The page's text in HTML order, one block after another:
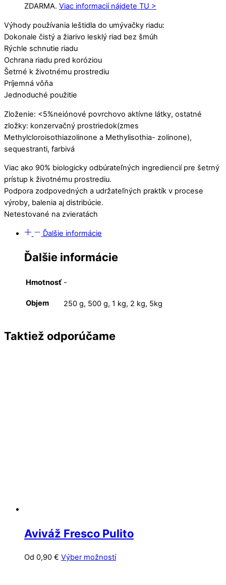
ZDARMA. Viac informacií nájdete TU >
Výhody používania leštidla do umývačky riadu:
Dokonale čistý a žiarivo lesklý riad bez šmúh
Rýchle schnutie riadu
Ochrana riadu pred koróziou
Šetrné k životnému prostrediu
Príjemná vôňa
Jednoduché použitie
Zloženie: <5%neiónové povrchovo aktívne látky, ostatné
zložky: konzervačný prostriedok(zmes
Methylcloroisothiazolinone a Methylisothia- zolinone),
sequestranti, farbivá
Viac ako 90% biologicky odbúrateľných ingrediencií pre šetrný
prístup k životnému prostrediu.
Podpora zodpovedných a udržateľných praktík v procese
výroby, balenia aj distribúcie.
Netestované na zvieratách
Ďalšie informácie
Ďalšie informácie
Hmotnosť -
Objem 250 g, 500 g, 1 kg, 2 kg, 5kg
Taktiež odporúčame
Aviváž Fresco Pulito
Od 0,90 € Výber možnostíTento